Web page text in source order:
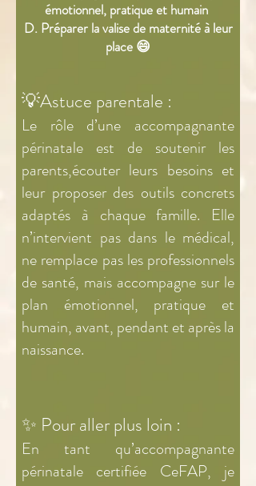
émotionnel, pratique et humain
D. Préparer la valise de maternité à leur
place 😄
💡Astuce parentale :
Le rôle d’une accompagnante
périnatale est de soutenir les
parents,écouter leurs besoins et
leur proposer des outils concrets
adaptés à chaque famille. Elle
n’intervient pas dans le médical,
ne remplace pas les professionnels
de santé, mais accompagne sur le
plan émotionnel, pratique et
humain, avant, pendant et après la
naissance.
✨ Pour aller plus loin :
En tant qu’accompagnante
périnatale certifiée CeFAP, je